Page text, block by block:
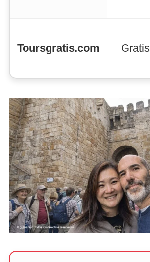
Toursgratis.com Gratis